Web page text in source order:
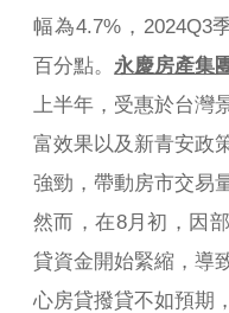
幅為4.7%，2024Q3
百分點。 永慶房產集
上半年，受惠於台
富效果以及新青安政
強勁，帶動房市交易
然而，在8月初，因
貸資金開始緊縮，導
心房貸撥貸不如預期